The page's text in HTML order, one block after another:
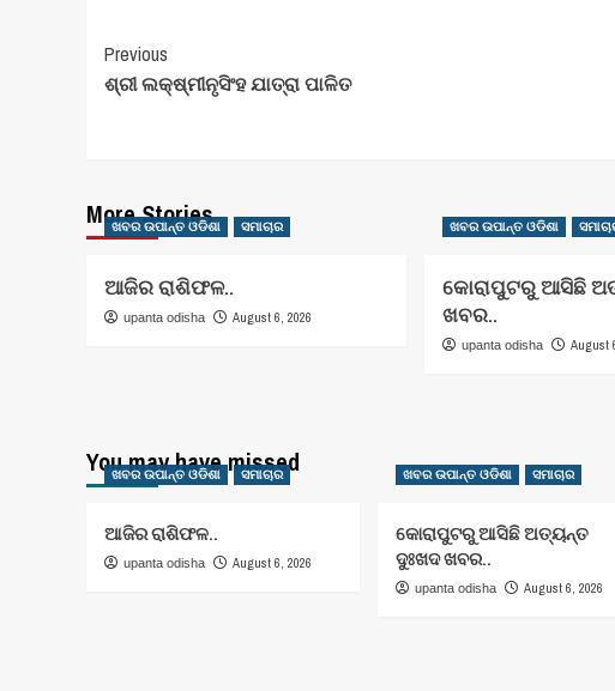
Post
Navigation
Previous
ଶ୍ରୀ ଲକ୍ଷ୍ମୀନୃସିଂହ ଯାତ୍ରା ପାଳିତ
More Stories
ଖବର ଉପାନ୍ତ ଓଡିଶା ସମାଚାର
ଆଜିର ରାଶିଫଳ..
upanta odisha August 6, 2026
ଖବର ଉପାନ୍ତ ଓଡିଶା
କୋରାପୁଟରୁ ଆସିଛି
ଖବର..
upanta odisha August
You may have missed
ଖବର ଉପାନ୍ତ ଓଡିଶା ସମାଚାର
ଆଜିର ରାଶିଫଳ..
upanta odisha August 6, 2026
ଖବର ଉପାନ୍ତ ଓଡିଶା ସମାଚାର
କୋରାପୁଟରୁ ଆସିଛି ଅତ୍ୟନ୍ତ
ଦୁଃଖଦ ଖବର..
upanta odisha August 6, 2026